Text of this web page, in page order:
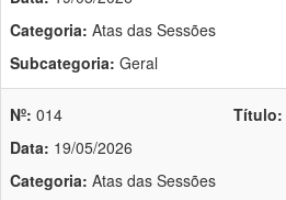
Categoria: Atas das Sessões
Subcategoria: Geral
Nº: 014
Data: 19/05/2026
Categoria: Atas das Sessões
Título: